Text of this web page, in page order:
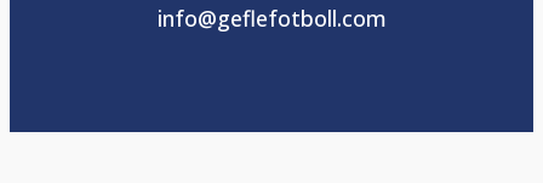
info@geflefotboll.com